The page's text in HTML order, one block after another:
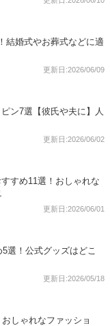
結婚式やお葬式などに適
更新日:2026/06/09
ン7選【彼氏や夫に】人
更新日:2026/06/02
すめ11選！おしゃれな
更新日:2026/06/01
選！公式グッズはどこ
更新日:2026/05/18
しゃれなファッショ